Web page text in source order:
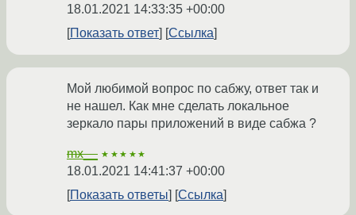
18.01.2021 14:33:35 +00:00
Показать ответ
Ссылка
Мой любимой вопрос по сабжу, ответ так и
не нашел. Как мне сделать локальное
зеркало пары приложений в виде сабжа ?
mx__ ★★★★★
18.01.2021 14:41:37 +00:00
Показать ответы
Ссылка